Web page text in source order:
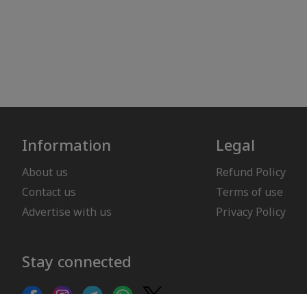
Information
About us
Contact us
Advertise with us
Legal
Refund Policy
Terms of use
Privacy Policy
Stay connected